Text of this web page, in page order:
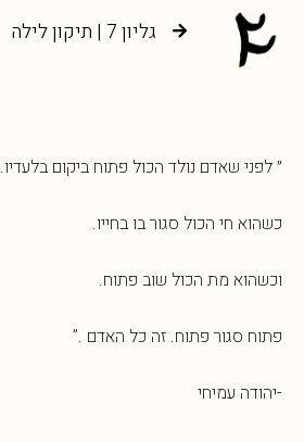
גליון 7 | תיקון לילה
״ לפני שאדם נולד הכול פתוח ביקום בלעדיו.
כשהוא חי הכול סגור בו בחייו.
וכשהוא מת הכול שוב פתוח.
פתוח סגור פתוח. זה כל האדם .”
-יהודה עמיחי